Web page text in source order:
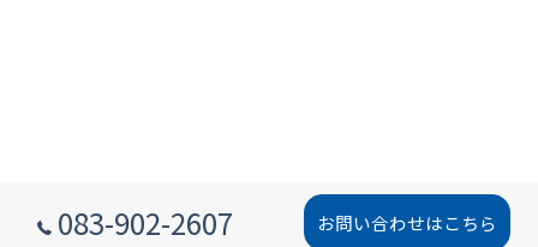
083-902-2607 お問い合わせはこちら